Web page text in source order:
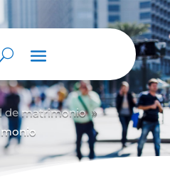
de matrimonio 9